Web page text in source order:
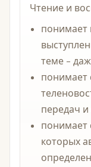
Чтение и
понимает
теме -
понимает
передач
понимает
которых